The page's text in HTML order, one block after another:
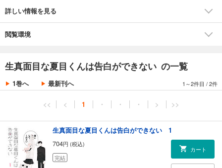
詳しい情報を見る
閲覧環境
生真面目な夏目くんは告白ができない の一覧
1巻へ 最新刊へ 1～2件目 /2件
<< < 1 ・ ・ ・ > >>
生真面目な夏目くんは告白ができない 1
704円 (税込)
完結
カート